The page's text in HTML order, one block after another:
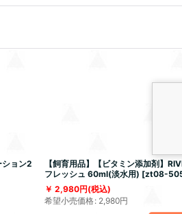
ション2
【飼育用品】【ビタミン添加剤】
フレッシュ 60ml(淡水用) [zt08-
2,980円(税込)
希望小売価格: 2,980円